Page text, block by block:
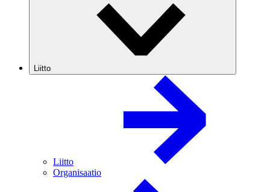
Liitto
Liitto
Organisaatio